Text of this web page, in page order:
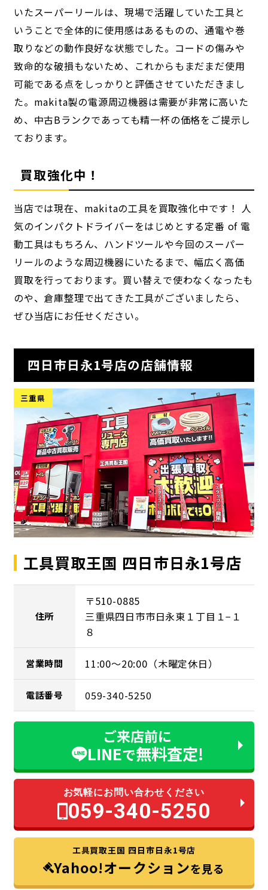
いたスーパーリールは、現場で活躍していた工具と
いうことで全体的に使用感はあるものの、通電や巻
取りなどの動作良好な状態でした。コードの傷みや
致命的な破損もないため、これからもまだまだ使用
可能である点をしっかりと評価させていただきまし
た。makita製の電源周辺機器は需要が非常に高いた
め、中古Bランクであっても精一杯の価格をご提示し
ております。
買取強化中！
当店では現在、makitaの工具を買取強化中です！ 人
気のインパクトドライバーをはじめとする定番 of 電
動工具はもちろん、ハンドツールや今回のスーパー
リールのような周辺機器にいたるまで、幅広く高価
買取を行っております。買い替えで使わなくなったも
のや、倉庫整理で出てきた工具がございましたら、
ぜひ当店にお任せください。
四日市日永1号店の店舗情報
三重県
工具買取王国 四日市日永1号店
住所
〒510-0885
三重県四日市市日永東１丁目１−１
８
営業時間 11:00～20:00（木曜定休日）
電話番号 059-340-5250
ご来店前に
LINEで無料査定!
お気軽にお問い合わせください
059-340-5250
工具買取王国 四日市日永1号店
Yahoo!オークションを見る